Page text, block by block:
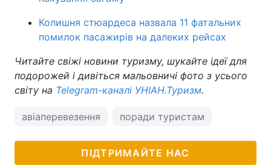
Колишня стюардеса назвала 11 фатальних
помилок пасажирів на далеких рейсах
Читайте свіжі новини туризму, шукайте ідеї для
подорожей і дивіться мальовничі фото з усього
світу на Telegram-каналі УНІАН.Туризм.
авіаперевезення поради туристам
ПІДТРИМАЙТЕ НАС